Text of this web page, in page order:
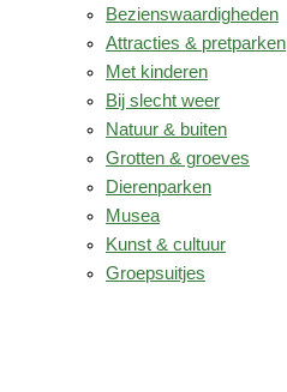
Bezienswaardigheden
Attracties & pretparken
Met kinderen
Bij slecht weer
Natuur & buiten
Grotten & groeves
Dierenparken
Musea
Kunst & cultuur
Groepsuitjes